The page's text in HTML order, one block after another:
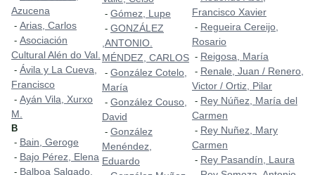
Azucena
- Arias, Carlos
- Asociación
Cultural Alén do Val.
- Ávila y La Cueva,
Francisco
- Ayán Vila, Xurxo
M.
B
- Bain, Geroge
- Bajo Pérez, Elena
- Balboa Salgado,
- Gómez, Lupe
- GONZÁLEZ
,ANTONIO.
MÉNDEZ, CARLOS
- González Cotelo,
María
- González Couso,
David
- González
Menéndez,
Eduardo
Francisco Xavier
- Regueira Cereijo,
Rosario
- Reigosa, María
- Renale, Juan / Renero,
Victor / Ortiz, Pilar
- Rey Núñez, María del
Carmen
- Rey Nuñez, Mary
Carmen
- Rey Pasandín, Laura